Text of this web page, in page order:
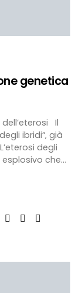
genetica
dell’eterosi Il
ibridi“, già
degli
che…